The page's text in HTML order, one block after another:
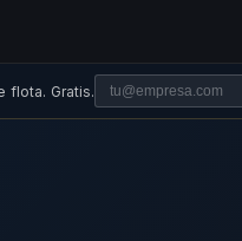
flota. Gratis.